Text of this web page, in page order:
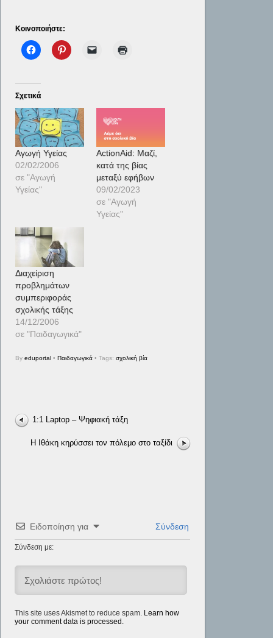
Κοινοποιήστε:
Σχετικά
Αγωγή Υγείας
02/02/2006
σε "Αγωγή
Υγείας"
ΑctionAid: Μαζί,
κατά της βίας
μεταξύ εφήβων
09/02/2023
σε "Αγωγή
Υγείας"
Διαχείριση
προβλημάτων
συμπεριφοράς
σχολικής τάξης
14/12/2006
σε "Παιδαγωγικά"
Byeduportal • Παιδαγωγικά • Tags:σχολική βία
1:1 Laptop – Ψηφιακή τάξη
Η Ιθάκη κηρύσσει τον πόλεμο στο ταξίδι
Ειδοποίηση για Σύνδεση
Σύνδεση με:
This site uses Akismet to reduce spam. Learn how
your comment data is processed.